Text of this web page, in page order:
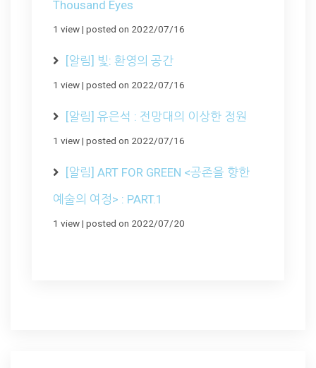
Thousand Eyes
1 view| posted on 2022/07/16
[알림] 빛: 환영의 공간
1 view| posted on 2022/07/16
[알림] 유은석 : 전망대의 이상한 정원
1 view| posted on 2022/07/16
[알림] ART FOR GREEN <공존을 향한
예술의 여정> : PART.1
1 view| posted on 2022/07/20